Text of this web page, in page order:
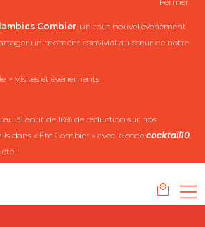
Combier, un tout nouvel événement
un moment convivial au cœur de notre
> Visites et événements
31 août de 10% de réduction sur nos
dans « Été Combier » avec le code cocktail10.
!